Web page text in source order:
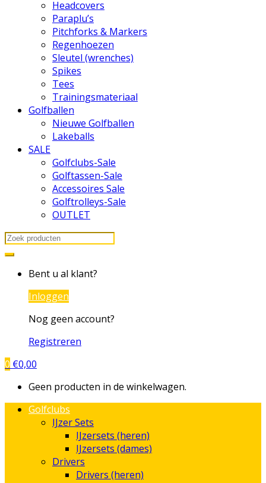
Headcovers
Paraplu’s
Pitchforks & Markers
Regenhoezen
Sleutel (wrenches)
Spikes
Tees
Trainingsmateriaal
Golfballen
Nieuwe Golfballen
Lakeballs
SALE
Golfclubs-Sale
Golftassen-Sale
Accessoires Sale
Golftrolleys-Sale
OUTLET
Search
for:
Bent u al klant?
Inloggen
Nog geen account?
Registreren
0 €0,00
Geen producten in de winkelwagen.
Golfclubs
IJzer Sets
IJzersets (heren)
IJzersets (dames)
Drivers
Drivers (heren)